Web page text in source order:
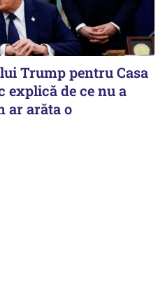
Trump pentru Casa
explică de ce nu a
ar arăta o